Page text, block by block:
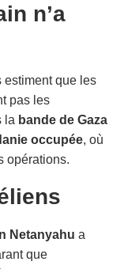
n’a
estiment que les
pas les
la bande de Gaza
occupée, où
opérations.
Netanyahu a
que